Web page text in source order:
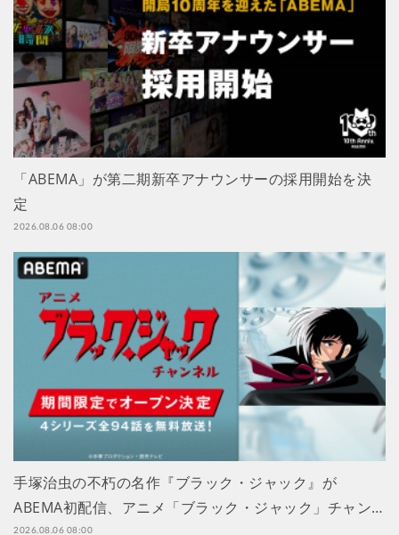
「ABEMA」が第二期新卒アナウンサーの採用開始を決
定
2026.08.06 08:00
手塚治虫の不朽の名作『ブラック・ジャック』が
ABEMA初配信、アニメ「ブラック・ジャック」チャン…
2026.08.06 08:00